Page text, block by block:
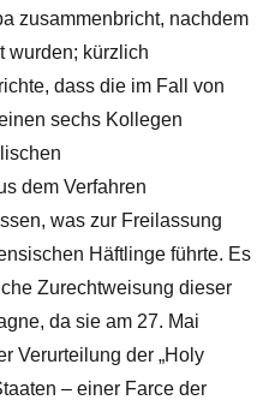
zusammenbricht, nachdem
wurden; kürzlich
dass die im Fall von
sechs Kollegen
dem Verfahren
was zur Freilassung
Häftlinge führte. Es
Zurechtweisung dieser
da sie am 27. Mai
Verurteilung der „Holy
– einer Farce der